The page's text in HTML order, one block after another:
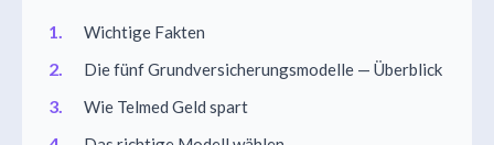
Wichtige Fakten
Die fünf Grundversicherungsmodelle — Überblick
Wie Telmed Geld spart